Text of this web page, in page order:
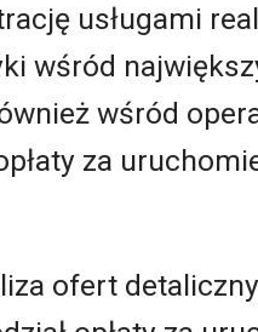
usługami
wśród
wśród
za
ofert